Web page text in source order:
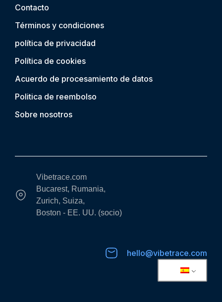
Contacto
Términos y condiciones
política de privacidad
Política de cookies
Acuerdo de procesamiento de datos
Politica de reembolso
Sobre nosotros
Vibetrace.com
Bucarest, Rumania,
Zurich, Suiza,
Boston - EE. UU. (socio)
hello@vibetrace.com